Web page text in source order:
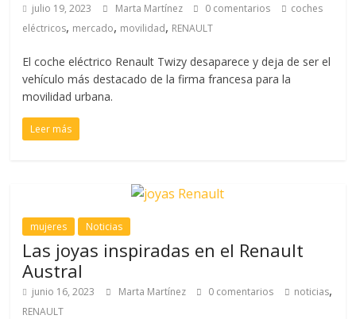
julio 19, 2023 Marta Martínez 0 comentarios
coches
eléctricos, mercado, movilidad, RENAULT
El coche eléctrico Renault Twizy desaparece y deja de ser el
vehículo más destacado de la firma francesa para la
movilidad urbana.
Leer más
mujeres Noticias
Las joyas inspiradas en el Renault
Austral
junio 16, 2023 Marta Martínez 0 comentarios noticias,
RENAULT